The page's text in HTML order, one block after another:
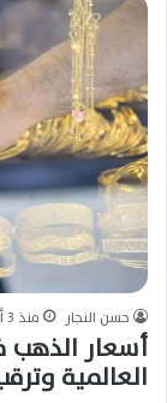
حسن النجار منذ 3 أيام
أسعار الذهب
العالمية